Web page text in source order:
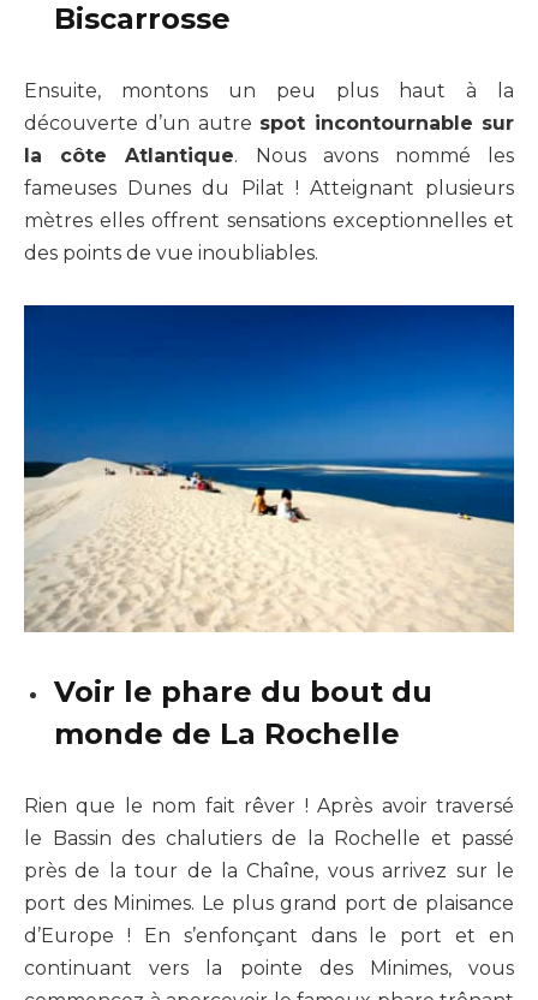
Biscarrosse
Ensuite, montons un peu plus haut à la
découverte d’un autre spot incontournable sur
la côte Atlantique. Nous avons nommé les
fameuses Dunes du Pilat ! Atteignant plusieurs
mètres elles offrent sensations exceptionnelles et
des points de vue inoubliables.
Voir le phare du bout du
monde de La Rochelle
Rien que le nom fait rêver ! Après avoir traversé
le Bassin des chalutiers de la Rochelle et passé
près de la tour de la Chaîne, vous arrivez sur le
port des Minimes. Le plus grand port de plaisance
d’Europe ! En s’enfonçant dans le port et en
continuant vers la pointe des Minimes, vous